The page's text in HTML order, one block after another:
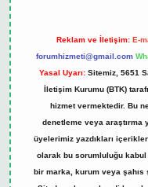
Reklam ve İletişim: E-
forumhizmeti@gmail.com
Yasal Uyarı: Sitemiz, 5651
İletişim Kurumu (BTK)
hizmet vermektedir. Bu
denetleme veya araştırma
üyelerimiz yazdıkları
olarak bu sorumluluğu kabul
bir marka, kurum veya şahıs